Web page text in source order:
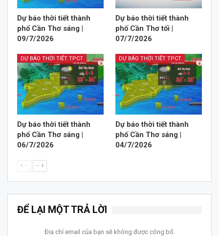
Dự báo thời tiết thành
phố Cần Thơ sáng |
09/7/2026
Dự báo thời tiết thành
phố Cần Thơ tối |
07/7/2026
DỰ BÁO THỜI TIẾT TPCT
Dự báo thời tiết thành
phố Cần Thơ sáng |
06/7/2026
DỰ BÁO THỜI TIẾT TPCT
Dự báo thời tiết thành
phố Cần Thơ sáng |
04/7/2026
-- --
ĐỂ LẠI MỘT TRẢ LỜI
Địa chỉ email của bạn sẽ không được công bố.